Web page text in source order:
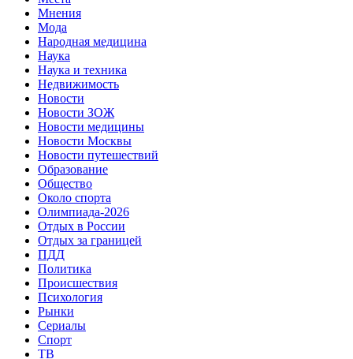
Мнения
Мода
Народная медицина
Наука
Наука и техника
Недвижимость
Новости
Новости ЗОЖ
Новости медицины
Новости Москвы
Новости путешествий
Образование
Общество
Около спорта
Олимпиада-2026
Отдых в России
Отдых за границей
ПДД
Политика
Происшествия
Психология
Рынки
Сериалы
Спорт
ТВ